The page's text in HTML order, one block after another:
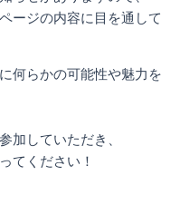
ージの内容に目を通して
何らかの可能性や魅力を
加していただき、
てください！